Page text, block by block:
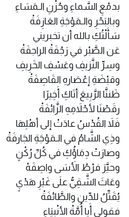
بدمْعِ السَّماءِ وحُزْنِ الـمَسَاءِ
وبالبَحْرِ والـمَوْجَةِ العَازِفَةْ
سَأَلْتُكِ بالله أن تخبريني
عَن الصَّبْر في رَجْفَةْ الراجفَةْ
وسِرِّ النَّزيفِ وعَسْفِ الخَرِيفِ
وقبْضَةِ إعْصَارهِ القَاصِفَةْ
ظَننَّا الرَّبِيعَ أتَاكِ أَخِيرًا
رقَصْنَا لأحْلاَمِهِ الزَّائفَةْ
فَلاَ القُدْسُ عادَتْ إلى أهْلِهَا
وذِي الشَّامُ في الـمَوْجَةِ الجَارفَةْ
وصارَتْ دِمَاؤُكِ في كُلِّ رُكْنٍ
وحيَّرَ فرْطُ الأَسَى واصِفَهْ
وعَاثَ الشَّقِيُّ علَى غَيْرِ هَدْيٍ
يُقَتِّلُ للدِّينِ والطَّائفَةْ
فقولي أَيا أُمَّةْ الأنْبِيَاءِ